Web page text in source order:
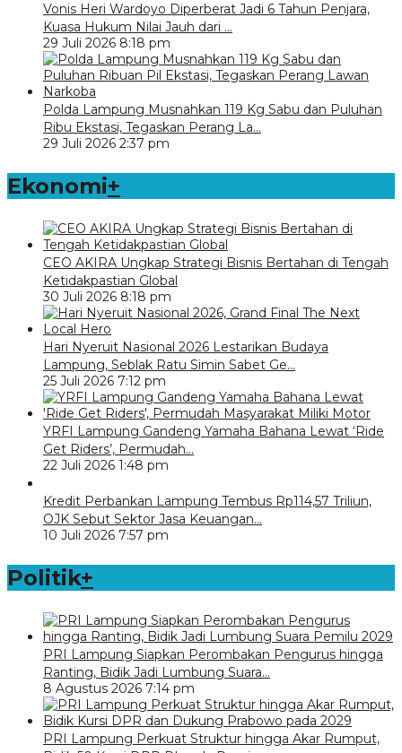
Vonis Heri Wardoyo Diperberat Jadi 6 Tahun Penjara,
Kuasa Hukum Nilai Jauh dari …
29 Juli 2026 8:18 pm
Polda Lampung Musnahkan 119 Kg Sabu dan Puluhan
Ribu Ekstasi, Tegaskan Perang La…
29 Juli 2026 2:37 pm
Ekonomi+
CEO AKIRA Ungkap Strategi Bisnis Bertahan di Tengah
Ketidakpastian Global
30 Juli 2026 8:18 pm
Hari Nyeruit Nasional 2026 Lestarikan Budaya
Lampung, Seblak Ratu Simin Sabet Ge…
25 Juli 2026 7:12 pm
YRFI Lampung Gandeng Yamaha Bahana Lewat ‘Ride
Get Riders’, Permudah…
22 Juli 2026 1:48 pm
Kredit Perbankan Lampung Tembus Rp114,57 Triliun,
OJK Sebut Sektor Jasa Keuangan…
10 Juli 2026 7:57 pm
Politik+
PRI Lampung Siapkan Perombakan Pengurus hingga
Ranting, Bidik Jadi Lumbung Suara…
8 Agustus 2026 7:14 pm
PRI Lampung Perkuat Struktur hingga Akar Rumput,